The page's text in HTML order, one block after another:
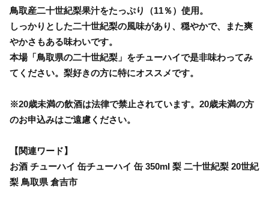
鳥取産二十世紀梨果汁をたっぷり（11％）使用。
しっかりとした二十世紀梨の風味があり、穏やかで、また爽
やかさもある味わいです。
本場「鳥取県の二十世紀梨」をチューハイで是非味わってみ
てください。梨好きの方に特にオススメです。
※20歳未満の飲酒は法律で禁止されています。20歳未満の方
のお申込みはご遠慮ください。
【関連ワード】
お酒 チューハイ 缶チューハイ 缶 350ml 梨 二十世紀梨 20世紀
梨 鳥取県 倉吉市